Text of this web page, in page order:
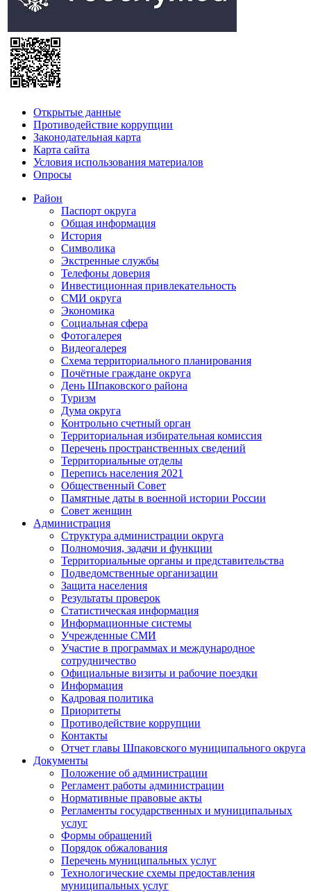
Открытые данные
Противодействие коррупции
Законодательная карта
Карта сайта
Условия использования материалов
Опросы
Район
Паспорт округа
Общая информация
История
Символика
Экстренные службы
Телефоны доверия
Инвестиционная привлекательность
СМИ округа
Экономика
Социальная сфера
Фотогалерея
Видеогалерея
Схема территориального планирования
Почётные граждане округа
День Шпаковского района
Туризм
Дума округа
Контрольно счетный орган
Территориальная избирательная комиссия
Перечень пространственных сведений
Территориальные отделы
Перепись населения 2021
Общественный Совет
Памятные даты в военной истории России
Совет женщин
Администрация
Структура администрации округа
Полномочия, задачи и функции
Территориальные органы и представительства
Подведомственные организации
Защита населения
Результаты проверок
Статистическая информация
Информационные системы
Учрежденные СМИ
Участие в программах и международное
сотрудничество
Официальные визиты и рабочие поездки
Информация
Кадровая политика
Приоритеты
Противодействие коррупции
Контакты
Отчет главы Шпаковского муниципального округа
Документы
Положение об администрации
Регламент работы администрации
Нормативные правовые акты
Регламенты государственных и муниципальных
услуг
Формы обращений
Порядок обжалования
Перечень муниципальных услуг
Технологические схемы предоставления
муниципальных услуг